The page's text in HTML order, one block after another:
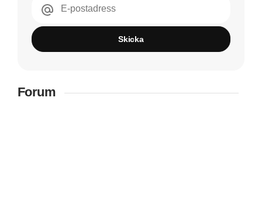
E-postadress
Skicka
Forum